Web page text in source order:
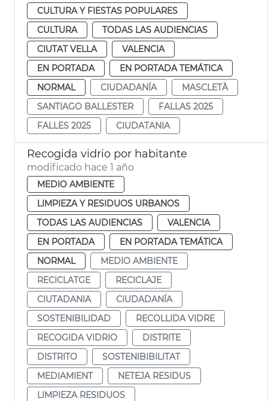
CULTURA Y FIESTAS POPULARES
CULTURA
TODAS LAS AUDIENCIAS
CIUTAT VELLA
VALENCIA
EN PORTADA
EN PORTADA TEMÁTICA
NORMAL
CIUDADANÍA
MASCLETÀ
SANTIAGO BALLESTER
FALLAS 2025
FALLES 2025
CIUDATANIA
Recogida vidrio por habitante
modificado hace 1 año
MEDIO AMBIENTE
LIMPIEZA Y RESIDUOS URBANOS
TODAS LAS AUDIENCIAS
VALENCIA
EN PORTADA
EN PORTADA TEMÁTICA
NORMAL
MEDIO AMBIENTE
RECICLATGE
RECICLAJE
CIUTADANIA
CIUDADANÍA
SOSTENIBILIDAD
RECOLLIDA VIDRE
RECOGIDA VIDRIO
DISTRITE
DISTRITO
SOSTENIBIBILITAT
MEDIAMIENT
NETEJA RESIDUS
LIMPIEZA RESIDUOS